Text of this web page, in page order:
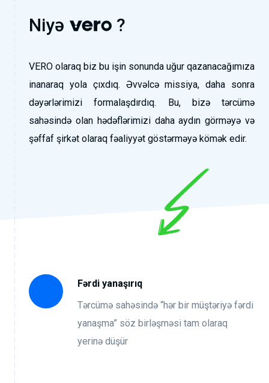
Niyə ?
VERO olaraq biz bu işin sonunda uğur qazanacağımıza
inanaraq yola çıxdıq. Əvvəlcə missiya, daha sonra
dəyərlərimizi formalaşdırdıq. Bu, bizə tərcümə
sahəsində olan hədəflərimizi daha aydın görməyə və
şəffaf şirkət olaraq fəaliyyət göstərməyə kömək edir.
Fərdi yanaşırıq
Tərcümə sahəsində “hər bir müştəriyə fərdi
yanaşma” söz birləşməsi tam olaraq
yerinə düşür